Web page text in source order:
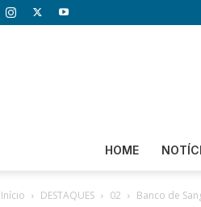
HOME
Início DESTAQUES 02 Banco de